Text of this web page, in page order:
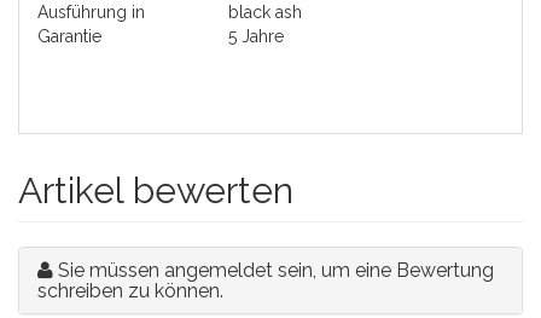
Ausführung in
black ash
Garantie
5 Jahre
Artikel bewerten
Sie müssen angemeldet sein, um eine Bewertung
schreiben zu können.